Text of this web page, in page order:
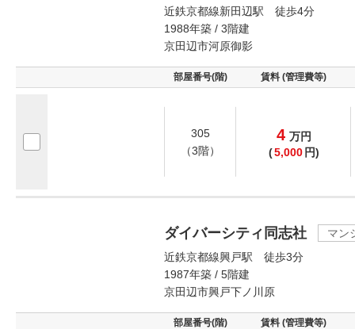
近鉄京都線新田辺駅 徒歩4分
1988年築 / 3階建
京田辺市河原御影
部屋番号(階) 賃料 (管理費等)
305
（3階）
4 万円
(5,000 円)
ダイバーシティ同志社
マン
近鉄京都線興戸駅 徒歩3分
1987年築 / 5階建
京田辺市興戸下ノ川原
部屋番号(階) 賃料 (管理費等)